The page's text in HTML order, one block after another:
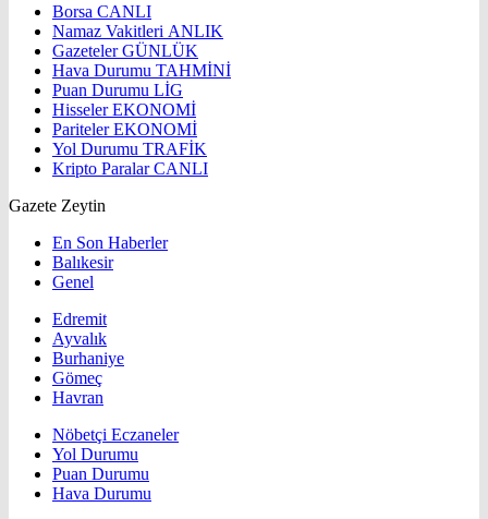
Borsa CANLI
Namaz Vakitleri ANLIK
GazetelerGÜNLÜK
Hava Durumu TAHMİNİ
Puan Durumu LİG
HisselerEKONOMİ
ParitelerEKONOMİ
Yol Durumu TRAFİK
Kripto ParalarCANLI
Gazete Zeytin
En Son Haberler
Balıkesir
Genel
Edremit
Ayvalık
Burhaniye
Gömeç
Havran
Nöbetçi Eczaneler
Yol Durumu
Puan Durumu
Hava Durumu